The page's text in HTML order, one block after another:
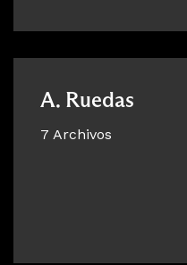
A. Ruedas
7 Archivos